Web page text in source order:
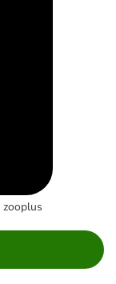
zooplus